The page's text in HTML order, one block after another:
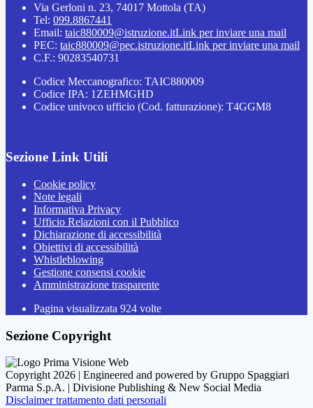
Via Gerloni n. 23, 74017 Mottola (TA)
Tel: 099.8867441
Email: taic880009@istruzione.itLink per inviare una mail
PEC: taic880009@pec.istruzione.itLink per inviare una mail
C.F.: 90283540731
Codice Meccanografico: TAIC880009
Codice IPA: 1ZEHMGHD
Codice univoco ufficio (Cod. fatturazione): T4GGM8
Sezione Link Utili
Cookie policy
Note legali
Informativa Privacy
Ufficio Relazioni con il Pubblico
Dichiarazione di accessibilità
Obiettivi di accessibilità
Whistleblowing
Gestione consensi cookie
Amministrazione trasparente
Pagina visualizzata 924 volte
Sezione Copyright
Copyright 2026 | Engineered and powered by Gruppo Spaggiari
Parma S.p.A. | Divisione Publishing & New Social Media
Disclaimer trattamento dati personali